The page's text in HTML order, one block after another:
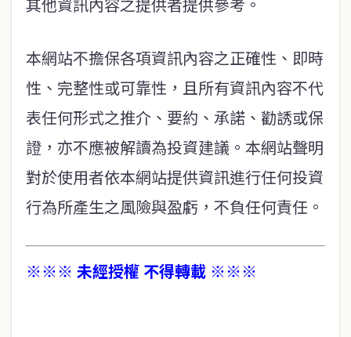
本網站不擔保各項資訊內容之正確性、即時
性、完整性或可靠性，且所有資訊內容不代
表任何形式之推介、要約、承諾、勸誘或保
證，亦不應被解讀為投資建議。本網站聲明
對於使用者依本網站提供資訊進行任何投資
行為所產生之風險與盈虧，不負任何責任。
※※※ 未經授權 不得轉載 ※※※